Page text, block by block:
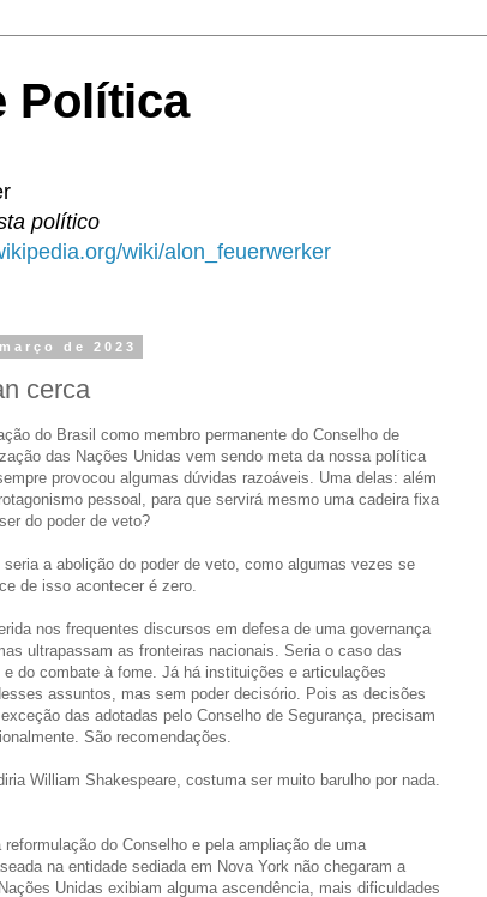
Política
político
wiki/alon_feuerwerker
de 2023
cerca
do Brasil como membro permanente do Conselho de
das Nações Unidas vem sendo meta da nossa política
provocou algumas dúvidas razoáveis. Uma delas: além
pessoal, para que servirá mesmo uma cadeira fixa
do poder de veto?
seria a abolição do poder de veto, como algumas vezes se
de isso acontecer é zero.
nos frequentes discursos em defesa de uma governança
ultrapassam as fronteiras nacionais. Seria o caso das
do combate à fome. Já há instituições e articulações
assuntos, mas sem poder decisório. Pois as decisões
das adotadas pelo Conselho de Segurança, precisam
São recomendações.
William Shakespeare, costuma ser muito barulho por nada.
do Conselho e pela ampliação de uma
na entidade sediada em Nova York não chegaram a
Unidas exibiam alguma ascendência, mais dificuldades